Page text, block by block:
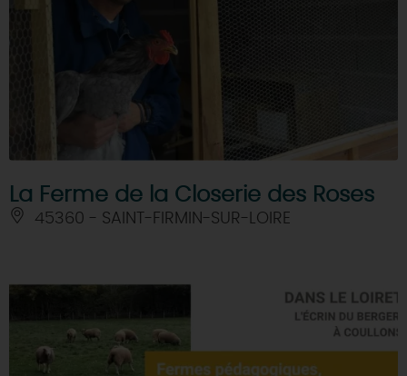
La Ferme de la Closerie des Roses
45360 - SAINT-FIRMIN-SUR-LOIRE